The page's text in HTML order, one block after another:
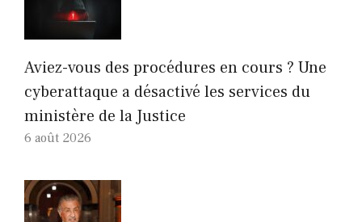
Aviez-vous des procédures en cours ? Une
cyberattaque a désactivé les services du
ministère de la Justice
6 août 2026